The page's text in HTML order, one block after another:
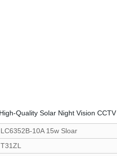
LC6352B-10A 15w Sloar
T31ZL